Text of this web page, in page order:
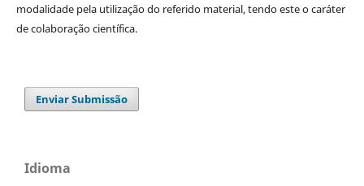
modalidade pela utilização do referido material, tendo este o caráter
de colaboração científica.
Enviar Submissão
Idioma